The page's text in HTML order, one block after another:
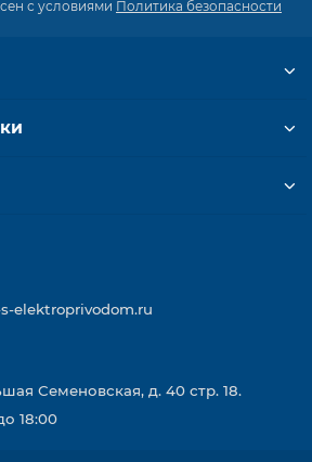
с условиями Политика безопасности
elektroprivodom.ru
Семеновская, д. 40 стр. 18.
18:00